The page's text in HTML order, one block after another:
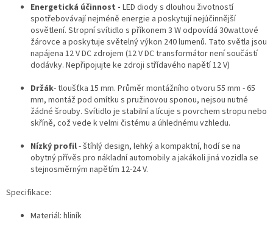
Energetická účinnost - LED diody s dlouhou životností
spotřebovávají nejméně energie a poskytují nejúčinnější
osvětlení. Stropní svítidlo s příkonem 3 W odpovídá 30wattové
žárovce a poskytuje světelný výkon 240 lumenů. Tato světla jsou
napájena 12 V DC zdrojem (12 V DC transformátor není součástí
dodávky. Nepřipojujte ke zdroji střídavého napětí 12 V)
Držák- tloušťka 15 mm. Průměr montážního otvoru 55 mm - 65
mm, montáž pod omítku s pružinovou sponou, nejsou nutné
žádné šrouby. Svítidlo je stabilní a lícuje s povrchem stropu nebo
skříně, což vede k velmi čistému a úhlednému vzhledu.
Nízký profil- štíhlý design, lehký a kompaktní, hodí se na
obytný přívěs pro nákladní automobily a jakákoli jiná vozidla se
stejnosměrným napětím 12-24 V.
Specifikace:
Materiál: hliník